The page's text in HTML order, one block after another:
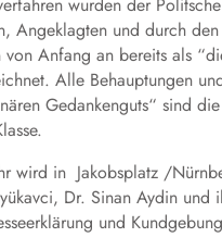
Angeklagten und durch
Anfang an bereits als
Alle Behauptungen
Gedankenguts“ sind
wird in Jakobsplatz /
Dr. Sinan Aydin
und